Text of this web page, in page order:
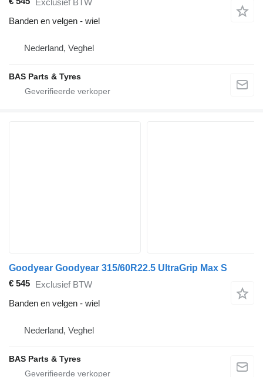
Banden en velgen - wiel
Nederland, Veghel
BAS Parts & Tyres
Goodyear Goodyear 315/60R22.5 UltraGrip Max S
€ 545 Exclusief BTW
Banden en velgen - wiel
Nederland, Veghel
BAS Parts & Tyres